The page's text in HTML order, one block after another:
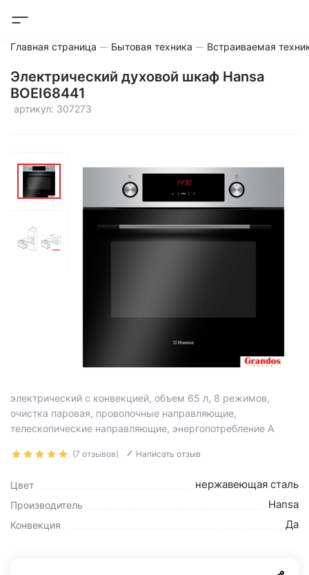
Главная страница Бытовая техника Встраиваемая
Электрический духовой шкаф Hansa
BOEI68441
артикул: 307273
электрический с конвекцией, объем 65 л, 8 режимов,
очистка паровая, проволочные направляющие,
телескопические направляющие, энергопотребление A
(7 отзывов) Написать отзыв
Цвет нержавеющая сталь
Производитель Hansa
Конвекция Да